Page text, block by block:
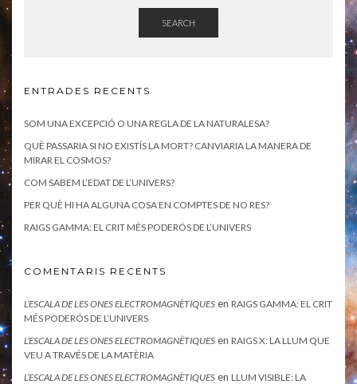
SEARCH
ENTRADES RECENTS
SOM UNA EXCEPCIÓ O UNA REGLA DE LA NATURALESA?
QUÈ PASSARIA SI NO EXISTÍS LA MORT? CANVIARIA LA MANERA DE
MIRAR EL COSMOS?
COM SABEM L’EDAT DE L’UNIVERS?
PER QUÈ HI HA ALGUNA COSA EN COMPTES DE NO RES?
RAIGS GAMMA: EL CRIT MÉS PODERÓS DE L’UNIVERS
COMENTARIS RECENTS
L’ESCALA DE LES ONES ELECTROMAGNÈTIQUES en RAIGS GAMMA: EL CRIT
MÉS PODERÓS DE L’UNIVERS
L’ESCALA DE LES ONES ELECTROMAGNÈTIQUES en RAIGS X: LA LLUM QUE
VEU A TRAVÉS DE LA MATÈRIA
L’ESCALA DE LES ONES ELECTROMAGNÈTIQUES en LLUM VISIBLE: LA